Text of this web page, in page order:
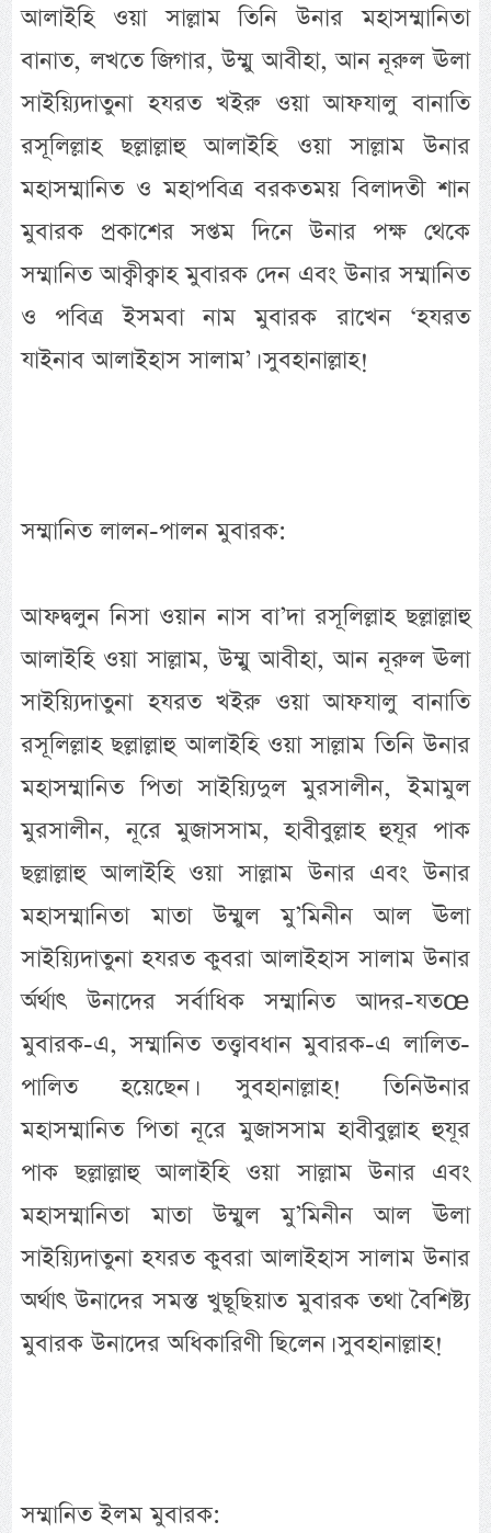
আলাইহি ওয়া সাল্লাম তিনি উনার মহাসম্মানিতা
বানাত, লখতে জিগার, উম্মু আবীহা, আন নূরুল ঊলা
সাইয়্যিদাতুনা হযরত খইরু ওয়া আফযালু বানাতি
রসূলিল্লাহ ছল্লাল্লাহু আলাইহি ওয়া সাল্লাম উনার
মহাসম্মানিত ও মহাপবিত্র বরকতময় বিলাদতী শান
মুবারক প্রকাশের সপ্তম দিনে উনার পক্ষ থেকে
সম্মানিত আক্বীক্বাহ মুবারক দেন এবং উনার সম্মানিত
ও পবিত্র ইসমবা নাম মুবারক রাখেন ‘হযরত
যাইনাব আলাইহাস সালাম’। সুবহানাল্লাহ!
সম্মানিত লালন-পালন মুবারক:
আফদ্বলুন নিসা ওয়ান নাস বা’দা রসূলিল্লাহ ছল্লাল্লাহু
আলাইহি ওয়া সাল্লাম, উম্মু আবীহা, আন নূরুল ঊলা
সাইয়্যিদাতুনা হযরত খইরু ওয়া আফযালু বানাতি
রসূলিল্লাহ ছল্লাল্লাহু আলাইহি ওয়া সাল্লাম তিনি উনার
মহাসম্মানিত পিতা সাইয়্যিদুল মুরসালীন, ইমামুল
মুরসালীন, নূরে মুজাসসাম, হাবীবুল্লাহ হুযূর পাক
ছল্লাল্লাহু আলাইহি ওয়া সাল্লাম উনার এবং উনার
মহাসম্মানিতা মাতা উম্মুল মু’মিনীন আল ঊলা
সাইয়্যিদাতুনা হযরত কুবরা আলাইহাস সালাম উনার
অর্র্থাৎ উনাদের সর্বাধিক সম্মানিত আদর-যতœ
মুবারক-এ, সম্মানিত তত্ত্বাবধান মুবারক-এ লালিত-
পালিত হয়েছেন। সুবহানাল্লাহ! তিনিউনার
মহাসম্মানিত পিতা নূরে মুজাসসাম হাবীবুল্লাহ হুযূর
পাক ছল্লাল্লাহু আলাইহি ওয়া সাল্লাম উনার এবং
মহাসম্মানিতা মাতা উম্মুল মু’মিনীন আল ঊলা
সাইয়্যিদাতুনা হযরত কুবরা আলাইহাস সালাম উনার
অর্থাৎ উনাদের সমস্ত খুছূছিয়াত মুবারক তথা বৈশিষ্ট্য
মুবারক উনাদের অধিকারিণী ছিলেন। সুবহানাল্লাহ!
সম্মানিত ইলম মুবারক: